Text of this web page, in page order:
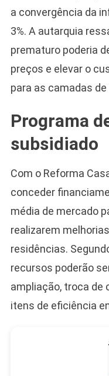
a convergência da
3%. A autarquia
prematuro poderia
preços e elevar o
para as camadas
Programa
subsidiado
Com o Reforma
conceder
média de mercado
realizarem
residências.
recursos poderão
ampliação, troca de
itens de eficiência